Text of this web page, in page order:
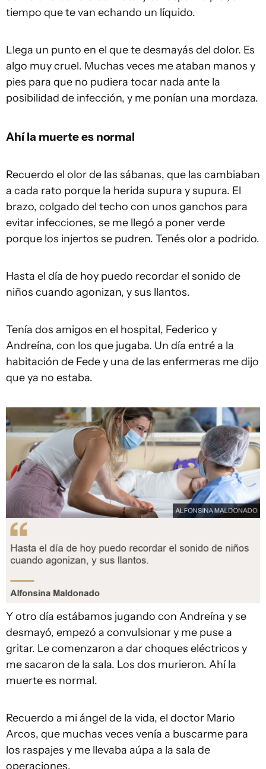
tiempo que te van echando un líquido.
Llega un punto en el que te desmayás del dolor. Es
algo muy cruel. Muchas veces me ataban manos y
pies para que no pudiera tocar nada ante la
posibilidad de infección, y me ponían una mordaza.
Ahí la muerte es normal
Recuerdo el olor de las sábanas, que las cambiaban
a cada rato porque la herida supura y supura. El
brazo, colgado del techo con unos ganchos para
evitar infecciones, se me llegó a poner verde
porque los injertos se pudren. Tenés olor a podrido.
Hasta el día de hoy puedo recordar el sonido de
niños cuando agonizan, y sus llantos.
Tenía dos amigos en el hospital, Federico y
Andreína, con los que jugaba. Un día entré a la
habitación de Fede y una de las enfermeras me dijo
que ya no estaba.
Y otro día estábamos jugando con Andreína y se
desmayó, empezó a convulsionar y me puse a
gritar. Le comenzaron a dar choques eléctricos y
me sacaron de la sala. Los dos murieron. Ahí la
muerte es normal.
Recuerdo a mi ángel de la vida, el doctor Mario
Arcos, que muchas veces venía a buscarme para
los raspajes y me llevaba aúpa a la sala de
operaciones.